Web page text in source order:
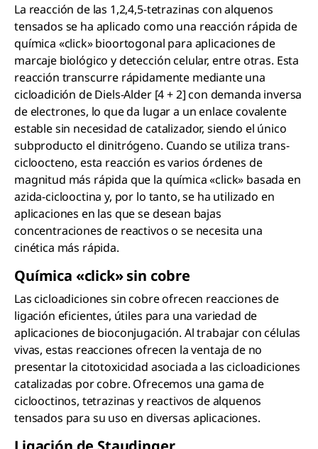
La reacción de las 1,2,4,5-tetrazinas con alquenos
tensados se ha aplicado como una reacción rápida de
química «click» bioortogonal para aplicaciones de
marcaje biológico y detección celular, entre otras. Esta
reacción transcurre rápidamente mediante una
cicloadición de Diels-Alder [4 + 2] con demanda inversa
de electrones, lo que da lugar a un enlace covalente
estable sin necesidad de catalizador, siendo el único
subproducto el dinitrógeno. Cuando se utiliza trans-
cicloocteno, esta reacción es varios órdenes de
magnitud más rápida que la química «click» basada en
azida-ciclooctina y, por lo tanto, se ha utilizado en
aplicaciones en las que se desean bajas
concentraciones de reactivos o se necesita una
cinética más rápida.
Química «click» sin cobre
Las cicloadiciones sin cobre ofrecen reacciones de
ligación eficientes, útiles para una variedad de
aplicaciones de bioconjugación. Al trabajar con células
vivas, estas reacciones ofrecen la ventaja de no
presentar la citotoxicidad asociada a las cicloadiciones
catalizadas por cobre. Ofrecemos una gama de
ciclooctinos, tetrazinas y reactivos de alquenos
tensados para su uso en diversas aplicaciones.